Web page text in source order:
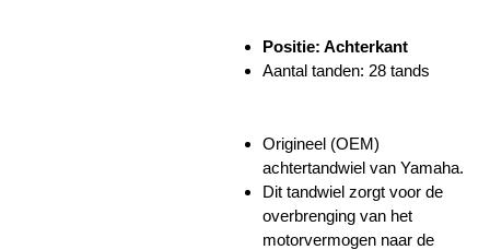
Positie: Achterkant
Aantal tanden: 28 tands
Origineel (OEM)
achtertandwiel van Yamaha.
Dit tandwiel zorgt voor de
overbrenging van het
motorvermogen naar de